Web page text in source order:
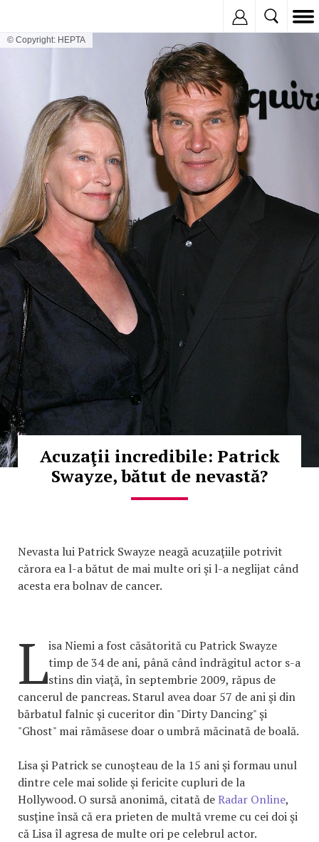
© Copyright: HEPTA
Acuzaţii incredibile: Patrick
Swayze, bătut de nevastă?
Nevasta lui Patrick Swayze neagă acuzaţiile potrivit
cărora ea l-a bătut de mai multe ori şi l-a neglijat când
acesta era bolnav de cancer.
Lisa Niemi a fost căsătorită cu Patrick Swayze
timp de 34 de ani, până când îndrăgitul actor s-a
stins din viaţă, în septembrie 2009, răpus de
cancerul de pancreas. Starul avea doar 57 de ani şi din
bărbatul falnic şi cuceritor din "Dirty Dancing" şi
"Ghost" mai rămăsese doar o umbră măcinată de boală.
Lisa şi Patrick se cunoşteau de la 15 ani şi formau unul
dintre cele mai solide şi fericite cupluri de la
Hollywood. O sursă anonimă, citată deRadar Online,
susţine însă că era prieten de multă vreme cu cei doi şi
că Lisa îl agresa de multe ori pe celebrul actor.